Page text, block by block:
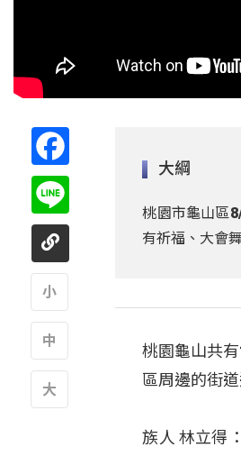
大綱
桃園市龜山區
有祈福、大會
桃園龜山共
區周邊的街
族人 林立得